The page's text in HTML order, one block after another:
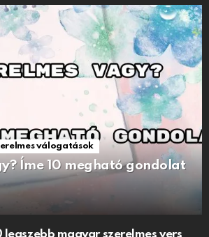
válogatások
Íme 10 megható gondolat
legszebb magyar szerelmes vers